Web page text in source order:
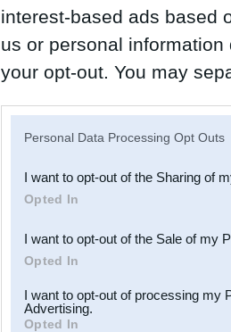
interest-based ads based
us or personal
your opt-out. You may
Downstream Participants
third parties.
Personal Data Processing Opt Outs
I want to opt-out of the Sharing of
Opted In
I want to opt-out of the Sale of my
Opted In
I want to opt-out of processing my
Advertising.
Opted In